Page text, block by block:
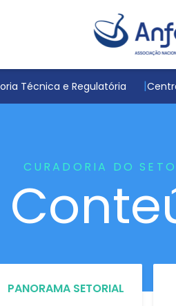
Técnica e Regulatória
CURADORIA DO
PANORAMA SETORIAL